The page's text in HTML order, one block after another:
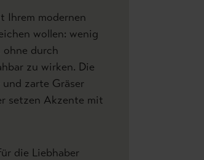
Ihrem modernen
wollen: wenig
ohne durch
zu wirken. Die
zarte Gräser
setzen Akzente mit
die Liebhaber